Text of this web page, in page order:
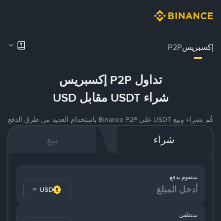
إكسبريسP2P
تداول P2P إكسبريس
شراء USDT مقابل USD
قُم بشراء وبيع USDT على Binance P2P باستخدام العديد من طرق الدفع
شراء بيع
ستقوم بدفع
USD
ستتلقى